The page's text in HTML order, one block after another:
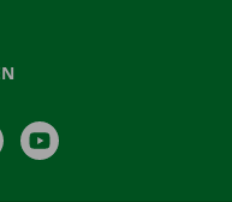
LinkedIn